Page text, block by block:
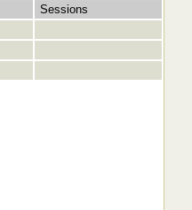
Sessions